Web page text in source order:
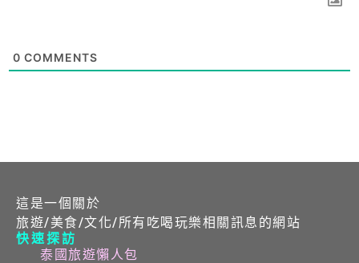
0 COMMENTS
這是一個關於
旅遊/美食/文化/所有吃喝玩樂相關訊息的網站
快速探訪
泰國旅遊懶人包